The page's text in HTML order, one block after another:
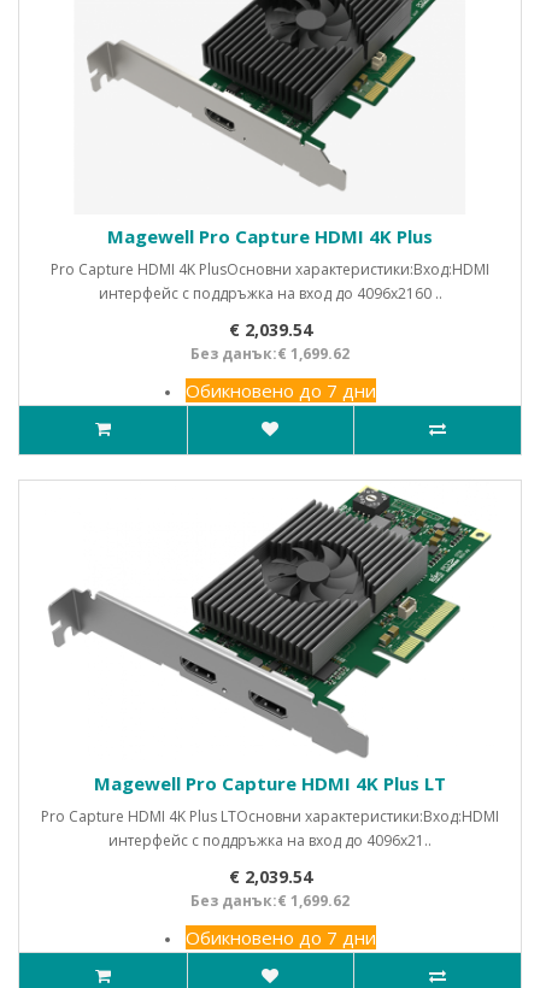
Magewell Pro Capture HDMI 4K Plus
Pro Capture HDMI 4K PlusОсновни характеристики:Вход:HDMI
интерфейс с поддръжка на вход до 4096x2160 ..
€ 2,039.54
Без данък:€ 1,699.62
Обикновено до 7 дни
Magewell Pro Capture HDMI 4K Plus LT
Pro Capture HDMI 4K Plus LTОсновни характеристики:Вход:HDMI
интерфейс с поддръжка на вход до 4096x21..
€ 2,039.54
Без данък:€ 1,699.62
Обикновено до 7 дни